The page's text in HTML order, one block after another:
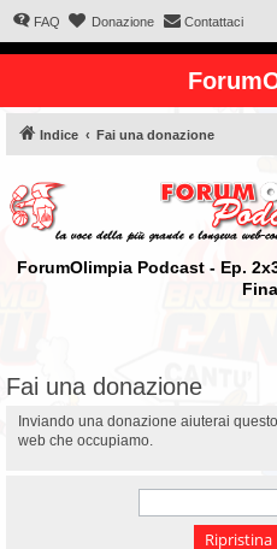
FAQ Donazione Contattaci
Indice Fai una donazione
ForumOlimpia Podcast - Ep.
Fai una donazione
Inviando una donazione aiuterai
web che occupiamo.